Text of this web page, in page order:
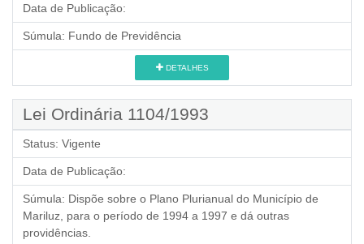
Data de Publicação:
Súmula: Fundo de Previdência
DETALHES
Lei Ordinária 1104/1993
Status: Vigente
Data de Publicação:
Súmula: Dispõe sobre o Plano Plurianual do Município de
Mariluz, para o período de 1994 a 1997 e dá outras
providências.